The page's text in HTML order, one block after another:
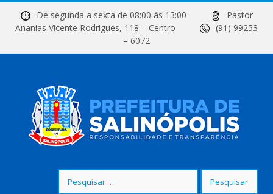
De segunda a sexta de 08:00 às 13:00
Pastor
Ananias Vicente Rodrigues, 118 – Centro
(91) 99253
– 6072
por: